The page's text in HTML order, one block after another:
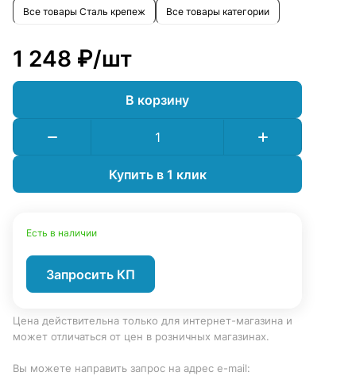
Все товары Сталь крепеж Все товары категории
1 248 ₽/шт
В корзину
Купить в 1 клик
Есть в наличии
Запросить КП
Цена действительна только для интернет-магазина и
может отличаться от цен в розничных магазинах.
Вы можете направить запрос на адрес e-mail: